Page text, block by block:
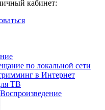
кабинет:
по локальной сети
в Интернет
ТВ